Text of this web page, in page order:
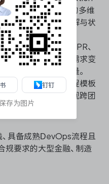
子项目到具体迭代的多维
略需求向下精准分解与状
工作项与代码分支、PR、
绑定，任何项目集需求变
付物，保障交付质量。
过项目集级别的流程模板
能在统一平台内实现跨团
据的严格隔离。
具备成熟DevOps流程且
规要求的大型金融、制造
钉钉
存为图片